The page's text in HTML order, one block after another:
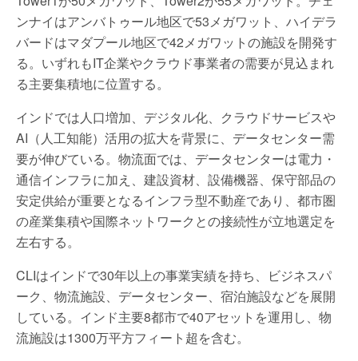
ンナイはアンバトゥール地区で53メガワット、ハイデラ
バードはマダプール地区で42メガワットの施設を開発す
る。いずれもIT企業やクラウド事業者の需要が見込まれ
る主要集積地に位置する。
インドでは人口増加、デジタル化、クラウドサービスや
AI（人工知能）活用の拡大を背景に、データセンター需
要が伸びている。物流面では、データセンターは電力・
通信インフラに加え、建設資材、設備機器、保守部品の
安定供給が重要となるインフラ型不動産であり、都市圏
の産業集積や国際ネットワークとの接続性が立地選定を
左右する。
CLIはインドで30年以上の事業実績を持ち、ビジネスパ
ーク、物流施設、データセンター、宿泊施設などを展開
している。インド主要8都市で40アセットを運用し、物
流施設は1300万平方フィート超を含む。